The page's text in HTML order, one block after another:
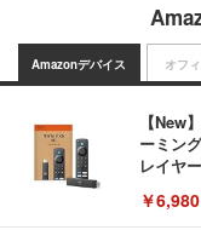
Amazonデバイス
【New
ーミン
レイヤー
￥6,980
オフ